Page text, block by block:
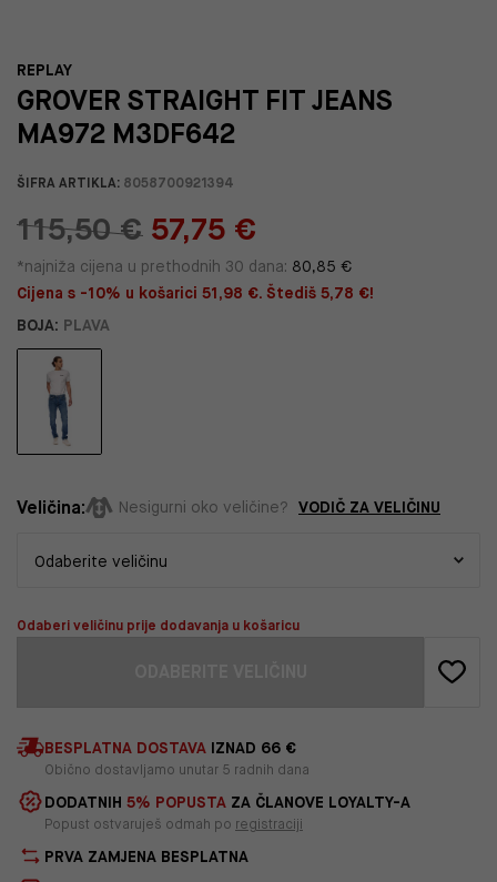
REPLAY
GROVER STRAIGHT FIT JEANS
MA972 M3DF642
ŠIFRA ARTIKLA: 8058700921394
115,50 € 57,75 €
*najniža cijena u prethodnih 30 dana: 80,85 €
Cijena s -10% u košarici 51,98 €. Štediš 5,78 €!
BOJA: PLAVA
Veličina: Nesigurni oko veličine? VODIČ ZA VELIČINU
Odaberi veličinu prije dodavanja u košaricu
BESPLATNA DOSTAVA IZNAD 66 €
Obično dostavljamo unutar 5 radnih dana
DODATNIH 5% POPUSTA ZA ČLANOVE LOYALTY-A
Popust ostvaruješ odmah po registraciji
PRVA ZAMJENA BESPLATNA